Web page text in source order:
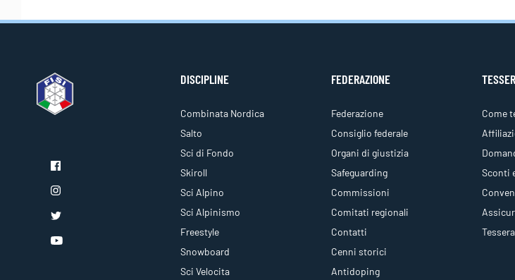
DISCIPLINE
Combinata Nordica
Salto
Sci di Fondo
Skiroll
Sci Alpino
Sci Alpinismo
Freestyle
Snowboard
Sci Velocita
FEDERAZIONE
Federazione
Consiglio federale
Organi di giustizia
Safeguarding
Commissioni
Comitati regionali
Contatti
Cenni storici
Antidoping
Come
Sconti